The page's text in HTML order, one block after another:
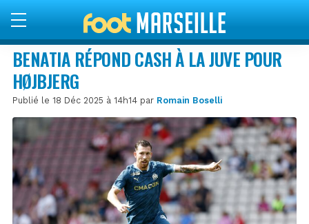
BENATIA RÉPOND CASH À LA JUVE POUR
HØJBJERG
Publié le 18 Déc 2025 à 14h14 par Romain Boselli